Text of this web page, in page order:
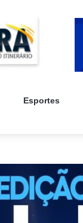
Esportes